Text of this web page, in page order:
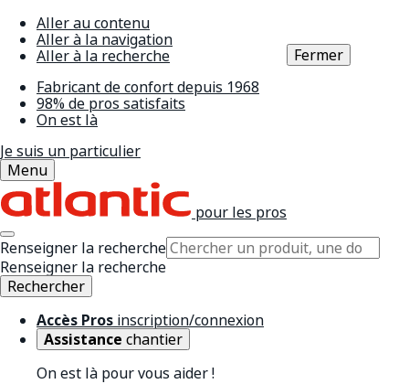
Aller au contenu
Aller à la navigation
Aller à la recherche
Fabricant de confort depuis 1968
98% de pros satisfaits
On est là
Je suis un particulier
Menu
pour les pros
Renseigner la recherche
Renseigner la recherche
Rechercher
Accès Pros inscription/connexion
Assistance chantier
On est là pour vous aider !
Fermer